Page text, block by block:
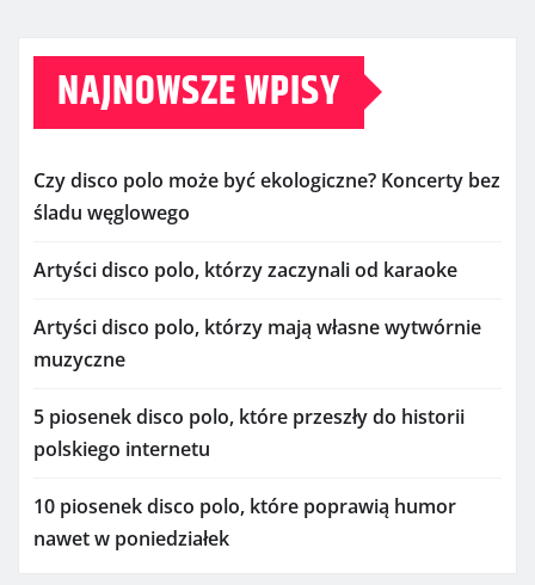
NAJNOWSZE WPISY
Czy disco polo może być ekologiczne? Koncerty bez
śladu węglowego
Artyści disco polo, którzy zaczynali od karaoke
Artyści disco polo, którzy mają własne wytwórnie
muzyczne
5 piosenek disco polo, które przeszły do historii
polskiego internetu
10 piosenek disco polo, które poprawią humor
nawet w poniedziałek